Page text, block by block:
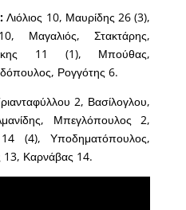
Λιόλιος 10, Μαυρίδης 26 (3),
Μαγαλιός, Στακτάρης,
11 (1), Μπούθας,
Ρογγότης 6.
2, Βασίλογλου,
Μπεγλόπουλος 2,
(4), Υποδηματόπουλος,
Καρνάβας 14.